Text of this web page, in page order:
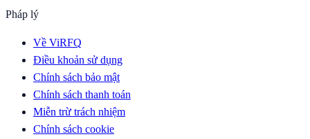
Pháp lý
Về ViRFQ
Điều khoản sử dụng
Chính sách bảo mật
Chính sách thanh toán
Miễn trừ trách nhiệm
Chính sách cookie